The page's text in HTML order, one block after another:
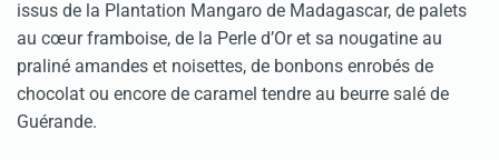
issus de la Plantation Mangaro de Madagascar, de palets
au cœur framboise, de la Perle d’Or et sa nougatine au
praliné amandes et noisettes, de bonbons enrobés de
chocolat ou encore de caramel tendre au beurre salé de
Guérande.